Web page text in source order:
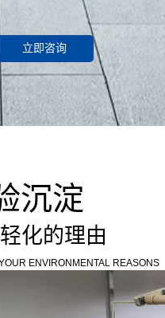
立即咨询
沉淀
化的理由
ENVIRONMENTAL REASONS